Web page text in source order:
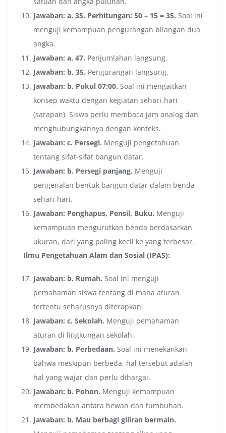
Jawaban: a. 35. Perhitungan: 50 – 15 = 35. Soal ini
menguji kemampuan pengurangan bilangan dua
angka.
Jawaban: a. 47. Penjumlahan langsung.
Jawaban: b. 35. Pengurangan langsung.
Jawaban: b. Pukul 07:00. Soal ini mengaitkan
konsep waktu dengan kegiatan sehari-hari
(sarapan). Siswa perlu membaca jam analog dan
menghubungkannya dengan konteks.
Jawaban: c. Persegi. Menguji pengetahuan
tentang sifat-sifat bangun datar.
Jawaban: b. Persegi panjang. Menguji
pengenalan bentuk bangun datar dalam benda
sehari-hari.
Jawaban: Penghapus, Pensil, Buku. Menguji
kemampuan mengurutkan benda berdasarkan
ukuran, dari yang paling kecil ke yang terbesar.
Ilmu Pengetahuan Alam dan Sosial (IPAS):
Jawaban: b. Rumah. Soal ini menguji
pemahaman siswa tentang di mana aturan
tertentu seharusnya diterapkan.
Jawaban: c. Sekolah. Menguji pemahaman
aturan di lingkungan sekolah.
Jawaban: b. Perbedaan. Soal ini menekankan
bahwa meskipun berbeda, hal tersebut adalah
hal yang wajar dan perlu dihargai.
Jawaban: b. Pohon. Menguji kemampuan
membedakan antara hewan dan tumbuhan.
Jawaban: b. Mau berbagi giliran bermain.